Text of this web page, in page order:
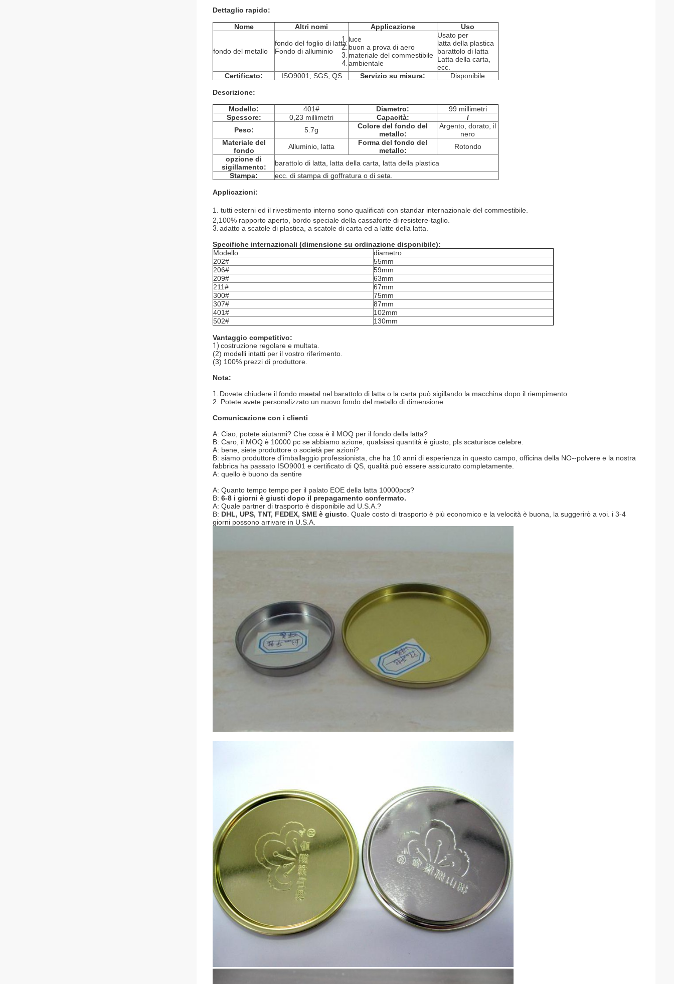
Dettaglio rapido:
Nome Altri nomi Applicazione Uso
fondo del metallo
fondo del foglio di latta
Fondo di alluminio
luce
buon a prova di aero
materiale del commestibile
ambientale
Usato per
latta della plastica
barattolo di latta
Latta della carta,
ecc.
Certificato:
ISO9001; SGS; QS Servizio su misura: Disponibile
Descrizione:
Modello: 401# Diametro:
99 millimetri
Spessore:
0,23 millimetri Capacità:
/
Peso:
5.7g
Colore del fondo del
metallo:
Argento, dorato, il
nero
Materiale del
fondo
Alluminio, latta
Forma del fondo del
metallo:
Rotondo
opzione di
sigillamento:
barattolo di latta, latta della carta, latta della plastica
Stampa:
ecc. di stampa di goffratura o di seta.
Applicazioni:
1. tutti esterni ed il rivestimento interno sono qualificati con standar internazionale del commestibile.
2,100% rapporto aperto, bordo speciale della cassaforte di resistere-taglio.
3. adatto a scatole di plastica, a scatole di carta ed a latte della latta.
Specifiche internazionali (dimensione su ordinazione disponibile):
Modello
diametro
202#
55mm
206#
59mm
209#
63mm
211#
67mm
300#
75mm
307#
87mm
401#
102mm
502#
130mm
Vantaggio competitivo:
1) costruzione regolare e multata.
(2) modelli intatti per il vostro riferimento.
(3) 100% prezzi di produttore.
Nota:
1. Dovete chiudere il fondo maetal nel barattolo di latta o la carta può sigillando la macchina dopo il riempimento
2. Potete avete personalizzato un nuovo fondo del metallo di dimensione
Comunicazione con i clienti
A: Ciao, potete aiutarmi? Che cosa è il MOQ per il fondo della latta?
B: Caro, il MOQ è 10000 pc se abbiamo azione, qualsiasi quantità è giusto, pls scaturisce celebre.
A: bene, siete produttore o società per azioni?
B: siamo produttore d'imballaggio professionista, che ha 10 anni di esperienza in questo campo, officina della NO--polvere e la nostra
fabbrica ha passato ISO9001 e certificato di QS, qualità può essere assicurato completamente.
A: quello è buono da sentire
A: Quanto tempo tempo per il palato EOE della latta 10000pcs?
B: 6-8 i giorni è giusti dopo il prepagamento confermato.
A: Quale partner di trasporto è disponibile ad U.S.A.?
B: DHL, UPS, TNT, FEDEX, SME è giusto . Quale costo di trasporto è più economico e la velocità è buona, la suggerirò a voi. i 3-4
giorni possono arrivare in U.S.A.